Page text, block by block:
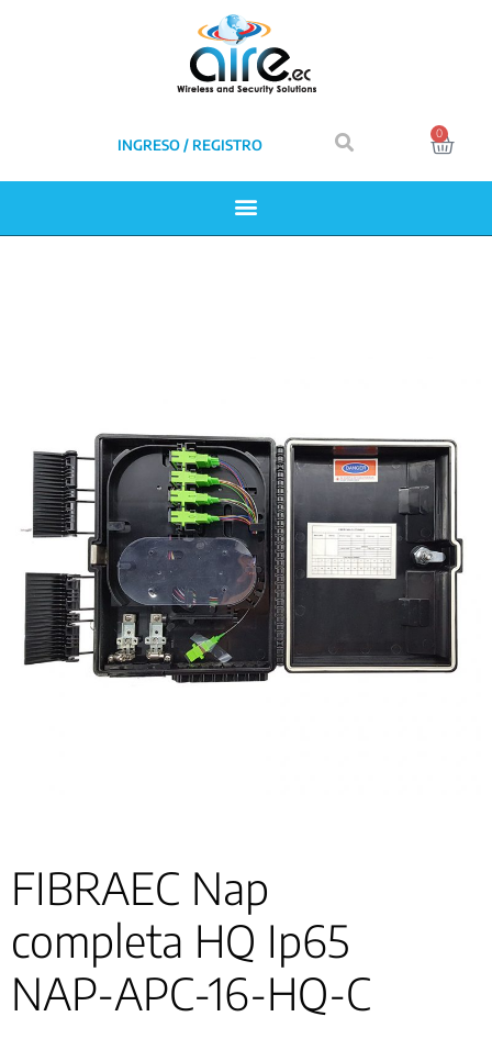
INGRESO / REGISTRO
0
FIBRAEC Nap
completa HQ Ip65
NAP-APC-16-HQ-C